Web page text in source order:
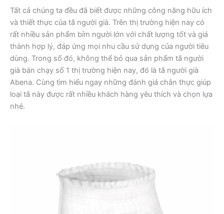
Tất cả chúng ta đều đã biết được những công năng hữu ích
và thiết thực của tã người già. Trên thị trường hiện nay có
rất nhiều sản phẩm bỉm người lớn với chất lượng tốt và giá
thành hợp lý, đáp ứng mọi nhu cầu sử dụng của người tiêu
dùng. Trong số đó, không thể bỏ qua sản phẩm tã người
già bán chạy số 1 thị trường hiện nay, đó là tã người già
Abena. Cùng tìm hiểu ngay những đánh giá chân thực giúp
loại tã này được rất nhiều khách hàng yêu thích và chọn lựa
nhé.